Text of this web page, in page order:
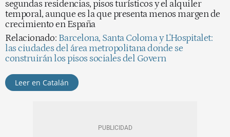
segundas residencias, pisos turísticos y el alquiler
temporal, aunque es la que presenta menos margen de
crecimiento en España
Relacionado: Barcelona, Santa Coloma y L'Hospitalet:
las ciudades del área metropolitana donde se
construirán los pisos sociales del Govern
Leer en Catalán